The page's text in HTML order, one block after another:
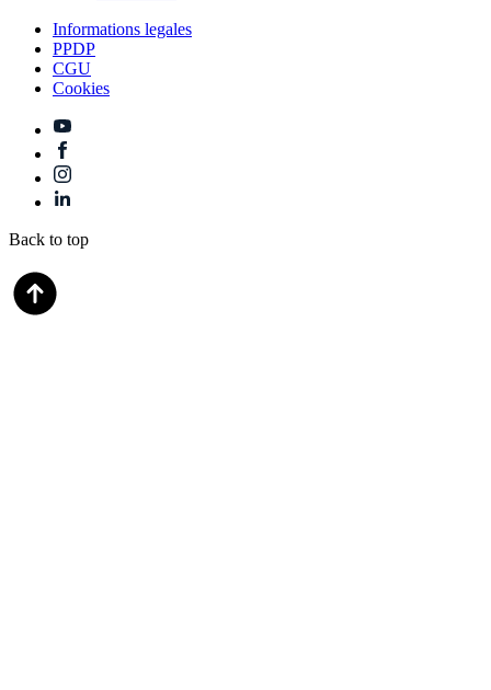
Avis clients
Nous contacter
Informations legales
PPDP
CGU